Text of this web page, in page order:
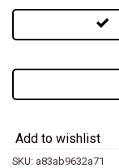
Add to wishlist
SKU: a83ab9632a71